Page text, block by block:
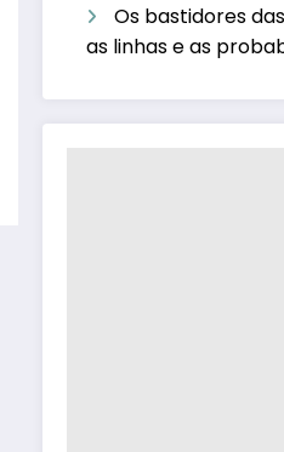
Os bastidores
as linhas e as